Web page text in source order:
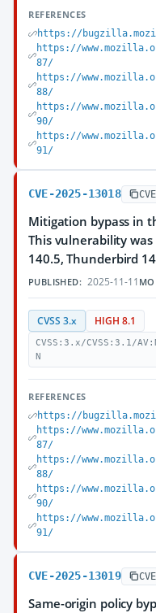
REFERENCES
https://
https://
87/
https://
88/
https://
90/
https://
91/
CVE-2025-13018
Mitigation bypass in
This vulnerability was
140.5, Thunderbird
PUBLISHED: 2025-11-11
CVSS 3.x HIGH 8.1
CVSS:3.x/CVSS:3.1/
N
REFERENCES
https://
https://
87/
https://
88/
https://
90/
https://
91/
CVE-2025-13019
Same-origin policy